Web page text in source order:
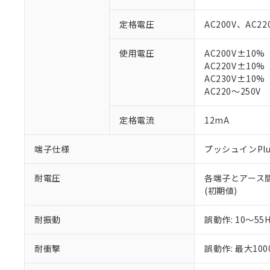
定格電圧 AC200V、
使用電圧
AC200V±10%
AC220V±10%
AC230V±10%
AC220～250V
定格電流 12mA
端子仕様 プッシュイン
耐電圧
各端子とアー
(初期値)
耐振動 誤動作: 10～
耐衝撃 誤動作: 最大
ご利用条件
以下の条件をお
当社制御機
在庫状況お
のであり、
い。
正式な納期
当社販売員に
在庫状況お
す。
ている必要が
お客様が当
対応予定：EU
対応予定なし：
調査・確認中：
非該当品：ライ
仕入先様の事情
があります。
鉛(Pb) 1000ppm以下、
六価クロム(Cr(Ⅵ))
フタル酸ビス(2-エチ
ル（DBP） 1000ppm
但し、RoHS指令で産
フタル酸エステル類の
※2 対応予定月
部品在庫の切り
※3 非含有証明
※1 中国
「○」：最大均質
「×」：最大均質
「－」：未確認で
*中国RoHS10物質の基
Cr(Ⅵ)(六価クロム) :
※2 環境保護使
「10」：通常の
味します。
などの必要な
当社は規制
ます。
当社は貴社
置等に一切
当社は、貴
また当社は
たしません。
記
△ 一定数に
－
在庫な